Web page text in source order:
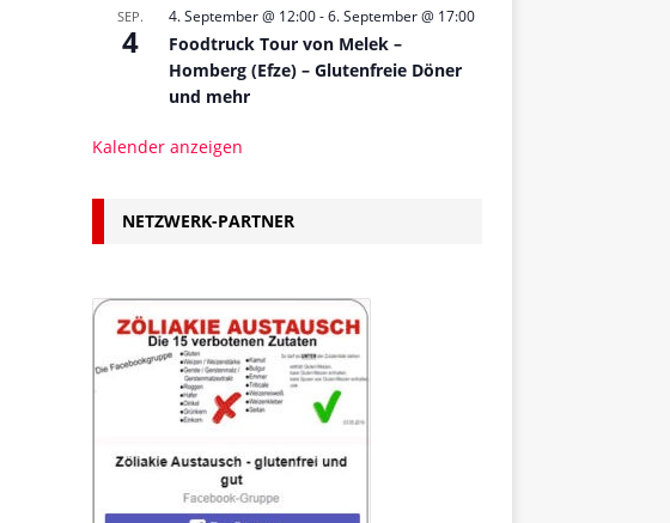
SEP.
4
4. September @ 12:00-6. September @ 17:00
Foodtruck Tour von Melek –
Homberg (Efze) – Glutenfreie Döner
und mehr
Kalender anzeigen
NETZWERK-PARTNER